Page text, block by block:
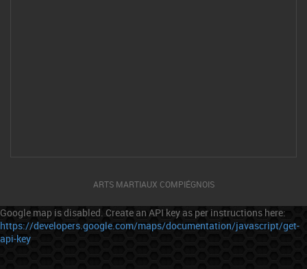
ARTS MARTIAUX COMPIÉGNOIS
Google map is disabled. Create an API key as per instructions here:
https://developers.google.com/maps/documentation/javascript/get-
api-key